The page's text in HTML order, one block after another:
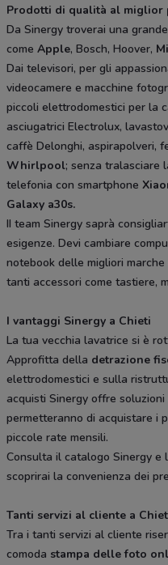
Prodotti di qualità al miglior
Da Sinergy troverai una
come Apple, Bosch, Hoover,
Dai televisori, per gli
videocamere e macchine
piccoli elettrodomestici per la
asciugatrici Electrolux,
caffè Delonghi, aspirapolveri,
Whirlpool; senza tralasciare
telefonia con smartphone
Galaxy a30s.
II team Sinergy saprà
esigenze. Devi cambiare
notebook delle migliori
tanti accessori come tastiere,
I vantaggi Sinergy a Chieti
La tua vecchia lavatrice si è
Approfitta della detrazione
elettrodomestici e sulla
acquisti Sinergy offre
permetteranno di acquistare i
piccole rate mensili.
Consulta il catalogo Sinergy
scoprirai la convenienza dei
Tanti servizi al cliente a
Tra i tanti servizi al cliente
comoda stampa delle foto